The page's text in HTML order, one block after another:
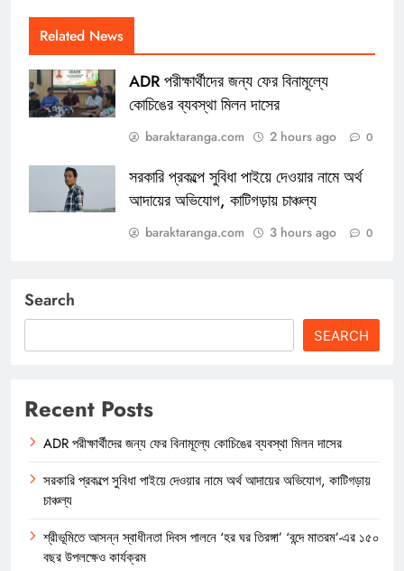
Related News
ADR পরীক্ষার্থীদের জন্য ফের বিনামূল্যে
কোচিঙের ব্যবস্থা মিলন দাসের
baraktaranga.com 2 hours ago 0
সরকারি প্রকল্পে সুবিধা পাইয়ে দেওয়ার নামে অর্থ
আদায়ের অভিযোগ, কাটিগড়ায় চাঞ্চল্য
baraktaranga.com 3 hours ago 0
Search
SEARCH
Recent Posts
ADR পরীক্ষার্থীদের জন্য ফের বিনামূল্যে কোচিঙের ব্যবস্থা মিলন দাসের
সরকারি প্রকল্পে সুবিধা পাইয়ে দেওয়ার নামে অর্থ আদায়ের অভিযোগ, কাটিগড়ায়
চাঞ্চল্য
শ্রীভূমিতে আসন্ন স্বাধীনতা দিবস পালনে ‘হর ঘর তিরঙ্গা’ ‘বন্দে মাতরম’-এর ১৫০
বছর উপলক্ষেও কার্যক্রম